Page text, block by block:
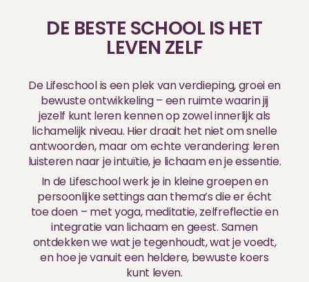
DE BESTE SCHOOL IS HET
LEVEN ZELF
De Lifeschool is een plek van verdieping, groei en
bewuste ontwikkeling – een ruimte waarin jij
jezelf kunt leren kennen op zowel innerlijk als
lichamelijk niveau. Hier draait het niet om snelle
antwoorden, maar om echte verandering: leren
luisteren naar je intuïtie, je lichaam en je essentie.
In de Lifeschool werk je in kleine groepen en
persoonlijke settings aan thema’s die er écht
toe doen – met yoga, meditatie, zelfreflectie en
integratie van lichaam en geest. Samen
ontdekken we wat je tegenhoudt, wat je voedt,
en hoe je vanuit een heldere, bewuste koers
kunt leven.